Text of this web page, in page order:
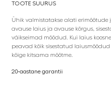
TOOTE SUURUS
Ühik valmistatakse alati erimõõtude
avause laius ja avause kõrgus,
väikseimad mõõdud. Kui laius
peavad kõik sisestatud
kõige kitsama mõõtme.
20-aastane garantii